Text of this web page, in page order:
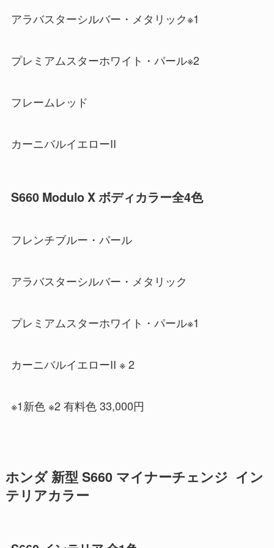
アラバスターシルバー・メタリック※1
プレミアムスターホワイト・パール※2
フレームレッド
カーニバルイエローII
S660 Modulo X ボディカラー全4色
フレンチブルー・パール
アラバスターシルバー・メタリック
プレミアムスターホワイト・パール※1
カーニバルイエローII ※ 2
※1新色 ※2 有料色 33,000円
ホンダ 新型 S660 マイナーチェンジ イン
テリアカラー